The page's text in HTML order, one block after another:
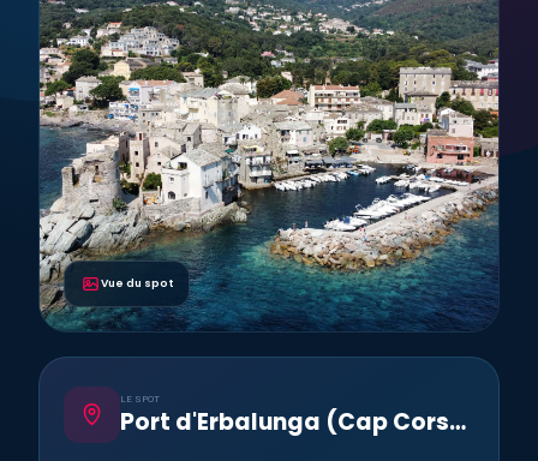
Vue du spot
LE SPOT
Port d'Erbalunga (Cap Corse)